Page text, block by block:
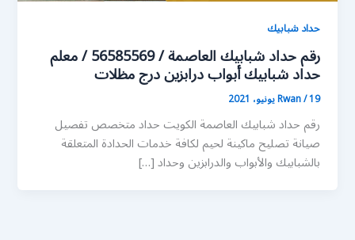
حداد شبابيك
رقم حداد شبابيك العاصمة / 56585569 / معلم
حداد شبابيك أبواب درابزين درج مظلات
Rwan/19 يونيو، 2021
رقم حداد شبابيك العاصمة الكويت حداد متخصص تفصيل
صيانة تصليح ماكينة لحيم لكافة خدمات الحدادة المتعلقة
بالشبابيك والأبواب والدرابزين وحداد […]